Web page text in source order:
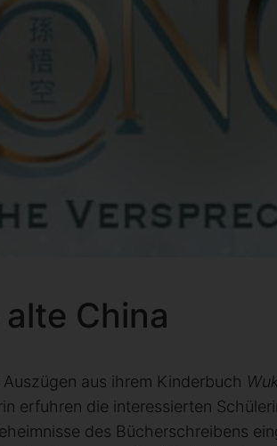
China
aus ihrem Kinderbuch
erfuhren die interessierten
des Bücherschreibens